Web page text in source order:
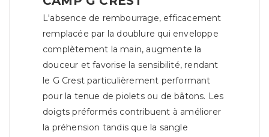
L'absence de rembourrage, efficacement
remplacée par la doublure qui enveloppe
complètement la main, augmente la
douceur et favorise la sensibilité, rendant
le G Crest particulièrement performant
pour la tenue de piolets ou de bâtons. Les
doigts préformés contribuent à améliorer
la préhension tandis que la sangle